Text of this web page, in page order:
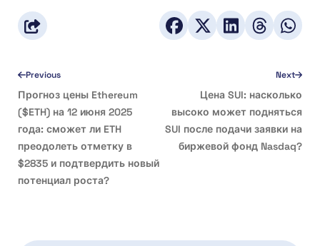
Previous
Прогноз цены Ethereum
($ETH) на 12 июня 2025
года: сможет ли ETH
преодолеть отметку в
$2835 и подтвердить новый
потенциал роста?
Next
Цена SUI: насколько
высоко может подняться
SUI после подачи заявки на
биржевой фонд Nasdaq?